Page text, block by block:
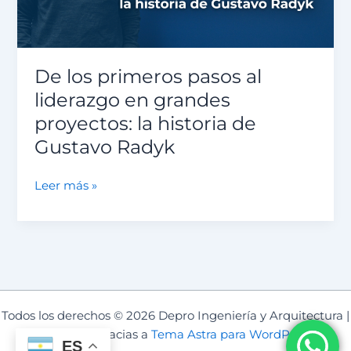
De los primeros pasos al
liderazgo en grandes
proyectos: la historia de
Gustavo Radyk
proyectos:
la
historia
Gustavo
Radyk
Leer más »
Todos los derechos © 2026 Depro Ingeniería y Arquitectura |
Funciona gracias a Tema Astra para WordPress
ES